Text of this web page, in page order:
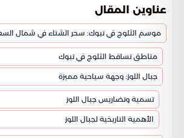
عناوين المقال
موسم الثلوج في تبوك: سحر الشتاء في شمال
مناطق تساقط الثلوج في تبوك
جبال اللوز: وجهة سياحية مميزة
تسمية وتضاريس جبال اللوز
الأهمية التاريخية لجبال اللوز